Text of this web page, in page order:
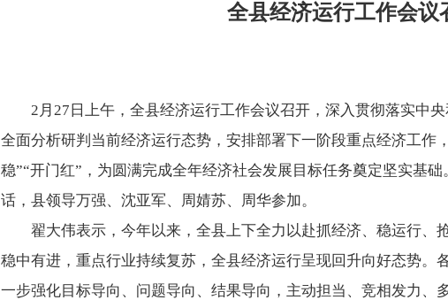
全县经济运行工作会议
2月27日上午，全县经济运行工作会议召开，深入贯彻落实中
全面分析研判当前经济运行态势，安排部署下一阶段重点经济工作
稳”“开门红”，为圆满完成全年经济社会发展目标任务奠定坚实基
话，县领导万强、沈亚军、周婧苏、周华参加。
翟大伟表示，今年以来，全县上下全力以赴抓经济、稳运行、
稳中有进，重点行业持续复苏，全县经济运行呈现回升向好态势。
一步强化目标导向、问题导向、结果导向，主动担当、竞相发力、